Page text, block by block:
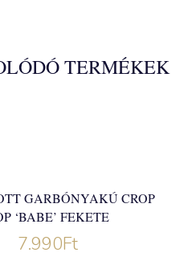
TERMÉKEK
GARBÓNYAKÚ CROP
‘BABE’ FEKETE
7.990Ft